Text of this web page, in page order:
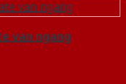
van ngang